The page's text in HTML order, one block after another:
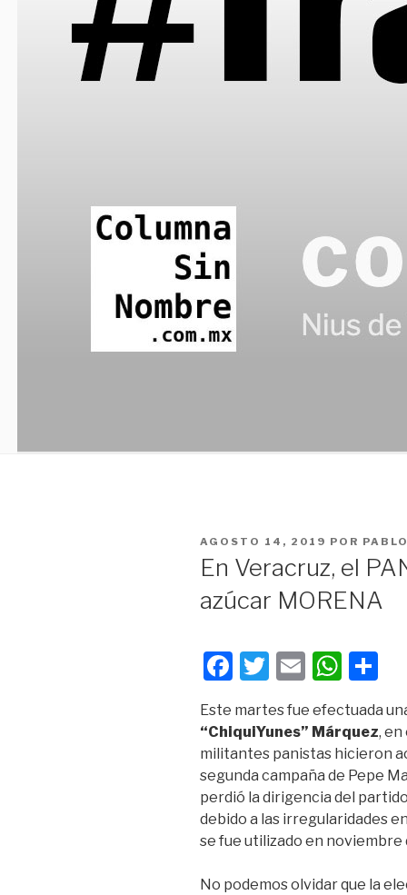
PUBLICADO
AGOSTO 14, 2019 POR
En Veracruz, el
azúcar MORENA
F
c
e
b
o
o
k
T
wi
tt
er
E
m
ail
W
h
at
s
A
p
p
m
p
ar
tir
Este martes fue efectuada
“ChiquiYunes” Márquez, en
militantes panistas hicieron
segunda campaña de Pepe
perdió la dirigencia del
debido a las irregularidades
se fue utilizado en noviembre
No podemos olvidar que la